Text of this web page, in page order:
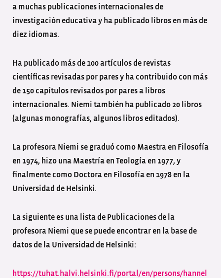
a muchas publicaciones internacionales de
investigación educativa y ha publicado libros en más de
diez idiomas.
Ha publicado más de 100 artículos de revistas
científicas revisadas por pares y ha contribuido con más
de 150 capítulos revisados por pares a libros
internacionales. Niemi también ha publicado 20 libros
(algunas monografías, algunos libros editados).
La profesora Niemi se graduó como Maestra en Filosofía
en 1974, hizo una Maestría en Teología en 1977, y
finalmente como Doctora en Filosofía en 1978 en la
Universidad de Helsinki.
La siguiente es una lista de Publicaciones de la
profesora Niemi que se puede encontrar en la base de
datos de la Universidad de Helsinki:
https://tuhat.halvi.helsinki.fi/portal/en/persons/hannel